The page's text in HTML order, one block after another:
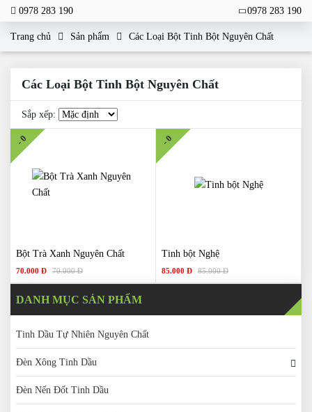
0978 283 190 0978 283 190
Trang chủ Sản phẩm Các Loại Bột Tinh Bột Nguyên Chất
Các Loại Bột Tinh Bột Nguyên Chất
Sắp xếp:
Bột Trà Xanh Nguyên Chất
70.000 Đ 70.000 Đ
- 0
Tinh bột Nghệ
85.000 Đ 85.000 Đ
- 0
DANH MỤC SẢN PHẨM
Tinh Dầu Tự Nhiên Nguyên Chất
Đèn Xông Tinh Dầu
Đèn Nến Đốt Tinh Dầu